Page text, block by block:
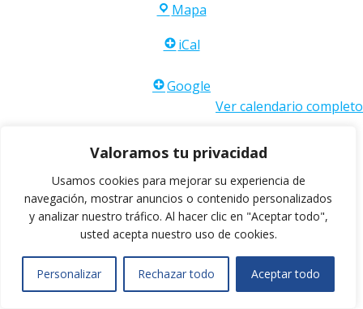
Valoramos tu privacidad
Usamos cookies para mejorar su experiencia de
navegación, mostrar anuncios o contenido personalizados
y analizar nuestro tráfico. Al hacer clic en "Aceptar todo",
usted acepta nuestro uso de cookies.
Personalizar Rechazar todo Aceptar todo
Mapa
iCal
Google
Ver calendario completo
© 2026 . Created for free using WordPress and Colibri